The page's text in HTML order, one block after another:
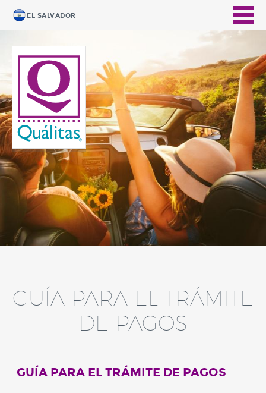
EL SALVADOR
GUÍA PARA EL TRÁMITE
DE PAGOS
GUÍA PARA EL TRÁMITE DE PAGOS